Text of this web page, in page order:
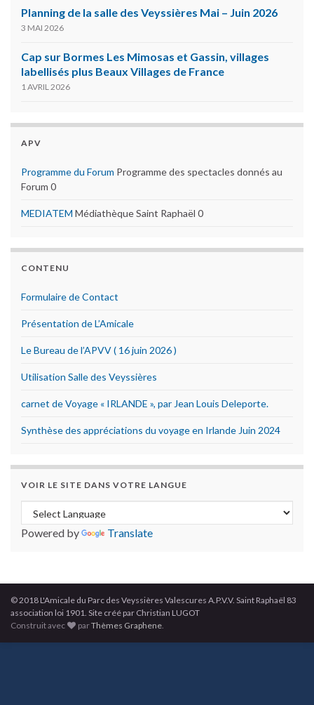
Planning de la salle des Veyssières Mai – Juin 2026
3 MAI 2026
Cap sur Bormes Les Mimosas et Gassin, villages
labellisés plus Beaux Villages de France
1 AVRIL 2026
APV
Programme du Forum Programme des spectacles donnés au
Forum 0
MEDIATEM Médiathèque Saint Raphaël 0
CONTENU
Formulaire de Contact
Présentation de L’Amicale
Le Bureau de l’APVV ( 16 juin 2026 )
Utilisation Salle des Veyssières
carnet de Voyage « IRLANDE », par Jean Louis Deleporte.
Synthèse des appréciations du voyage en Irlande Juin 2024
VOIR LE SITE DANS VOTRE LANGUE
Powered by Translate
© 2018 L'Amicale du Parc des Veyssières Valescures A.P.V.V. Saint Raphaël 83
association loi 1901. Site créé par Christian LUGOT
Construit avec
parThèmes Graphene